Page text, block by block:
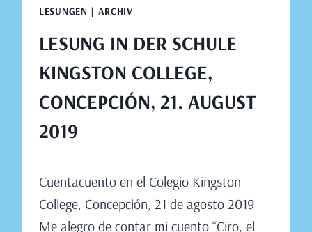
LESUNGEN | ARCHIV
LESUNG IN DER SCHULE
KINGSTON COLLEGE,
CONCEPCIÓN, 21. AUGUST
2019
Claudia
Engeler
Cuentacuento en el Colegio Kingston
College, Concepción, 21 de agosto 2019
Me alegro de contar mi cuento “Ciro, el